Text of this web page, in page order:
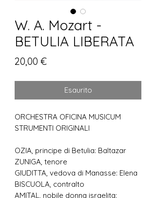
W. A. Mozart -
BETULIA LIBERATA
20,00 €Prezzo
Esaurito
ORCHESTRA OFICINA MUSICUM
STRUMENTI ORIGINALI
OZIA, principe di Betulia: Baltazar
ZUNIGA, tenore
GIUDITTA, vedova di Manasse: Elena
BISCUOLA, contralto
AMITAL, nobile donna israelita: